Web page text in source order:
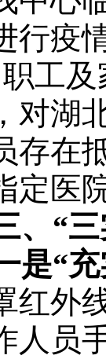
行疫
工
对湖
存在
定医
、 “
是“
红外
人员